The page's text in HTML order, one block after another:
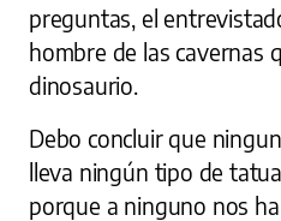
preguntas, el
hombre de las cavernas
dinosaurio.
Debo concluir que
lleva ningún tipo de
porque a ninguno nos